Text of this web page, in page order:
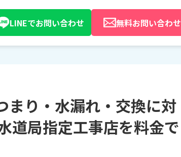
LINEでお問い合わせ 無料お問い合わせ
り・水漏れ・交換に対
道局指定工事店を料金で